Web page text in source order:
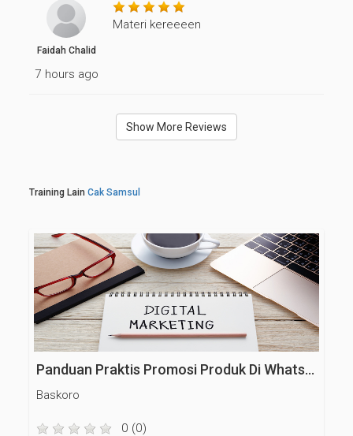
Faidah Chalid
7 hours ago
Materi kereeeen
Show More Reviews
Training LainCak Samsul
Panduan Praktis Promosi Produk Di WhatsApp
Baskoro
0 (0)